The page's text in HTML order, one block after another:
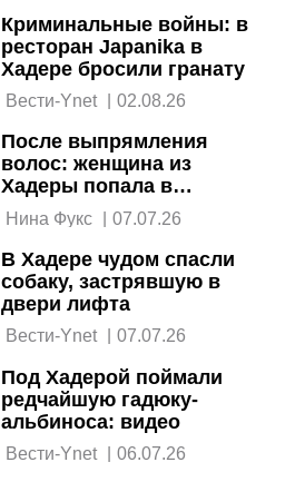
Криминальные войны: в
ресторан Japanika в
Хадере бросили гранату
Вести-Ynet | 02.08.26
После выпрямления
волос: женщина из
Хадеры попала в
реанимацию
Нина Фукс | 07.07.26
В Хадере чудом спасли
собаку, застрявшую в
двери лифта
Вести-Ynet | 07.07.26
Под Хадерой поймали
редчайшую гадюку-
альбиноса: видео
Вести-Ynet | 06.07.26